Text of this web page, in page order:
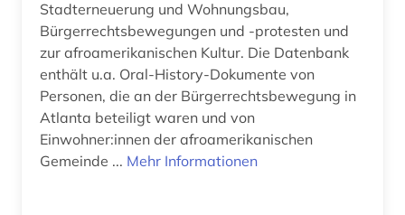
elektronik (1)
elektronische publikation (2)
elektronische zeitschrift (12)
elektronisches buch (41)
Stadterneuerung und Wohnungsbau,
Bürgerrechtsbewegungen und -protesten und
zur afroamerikanischen Kultur. Die Datenbank
enthält u.a. Oral-History-Dokumente von
Personen, die an der Bürgerrechtsbewegung in
Atlanta beteiligt waren und von
Einwohner:innen der afroamerikanischen
Gemeinde ... Mehr Informationen